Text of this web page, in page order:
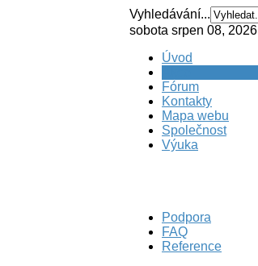
Vyhledávání...
sobota srpen 08, 2026
Úvod
Fórum
Kontakty
Mapa webu
Společnost
Výuka
Podpora
FAQ
Reference